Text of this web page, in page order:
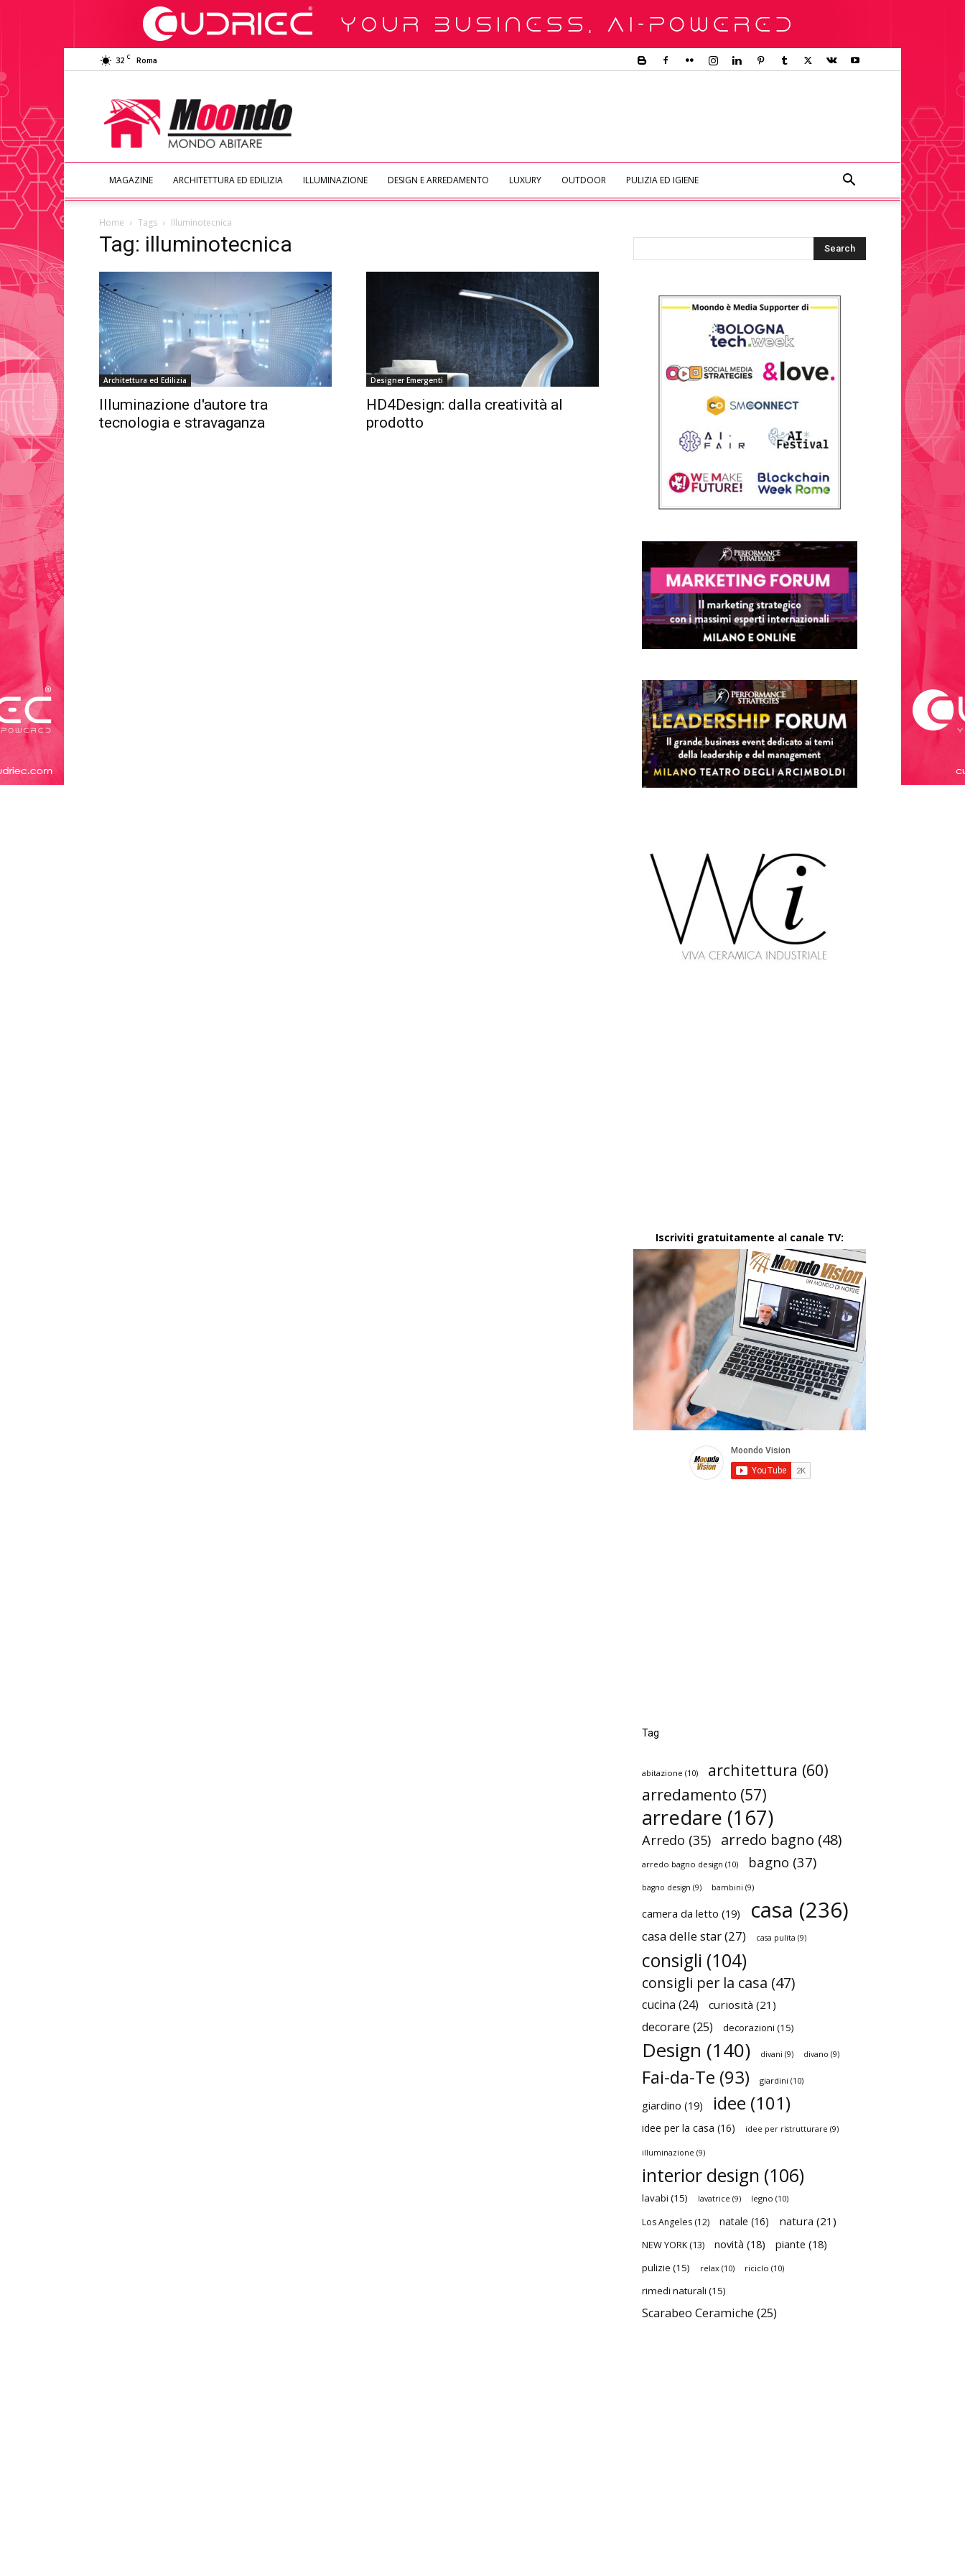
32 C Roma
Moondo
Abitare
MAGAZINE ARCHITETTURA ED EDILIZIA ILLUMINAZIONE DESIGN E ARREDAMENTO LUXURY OUTDOOR PULIZIA ED IGIENE
Home Tags Illuminotecnica
Tag: illuminotecnica
Architettura ed Edilizia
Illuminazione d'autore tra
tecnologia e stravaganza
Designer Emergenti
HD4Design: dalla creatività al
prodotto
Iscriviti gratuitamente al canale TV:
Tag
abitazione (10) architettura (60)
arredamento (57)
arredare (167)
Arredo (35) arredo bagno (48)
arredo bagno design (10) bagno (37)
bagno design (9) bambini (9)
camera da letto (19) casa (236)
casa delle star(27) casa pulita (9)
consigli (104)
consigli per la casa (47)
cucina (24) curiosità (21)
decorare (25) decorazioni (15)
Design (140) divani (9) divano (9)
Fai-da-Te (93) giardini (10)
giardino (19) idee (101)
idee per la casa (16) idee per ristrutturare (9)
illuminazione (9)
interior design (106)
lavabi (15) lavatrice (9) legno (10)
Los Angeles (12) natale (16) natura (21)
NEW YORK(13) novità (18) piante (18)
pulizie (15) relax (10) riciclo (10)
rimedi naturali (15)
Scarabeo Ceramiche (25)